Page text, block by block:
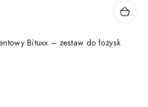
Bituxx – zestaw do łożysk